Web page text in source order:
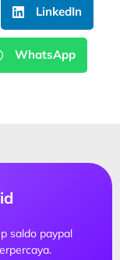
LinkedIn
WhatsApp
saldo paypal